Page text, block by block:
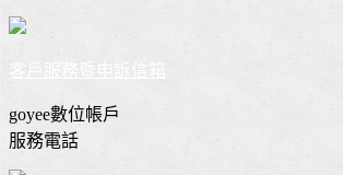
客戶服務暨申訴信箱
goyee數位帳戶
服務電話